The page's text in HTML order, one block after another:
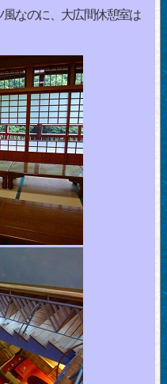
なのに、大広間休憩室は